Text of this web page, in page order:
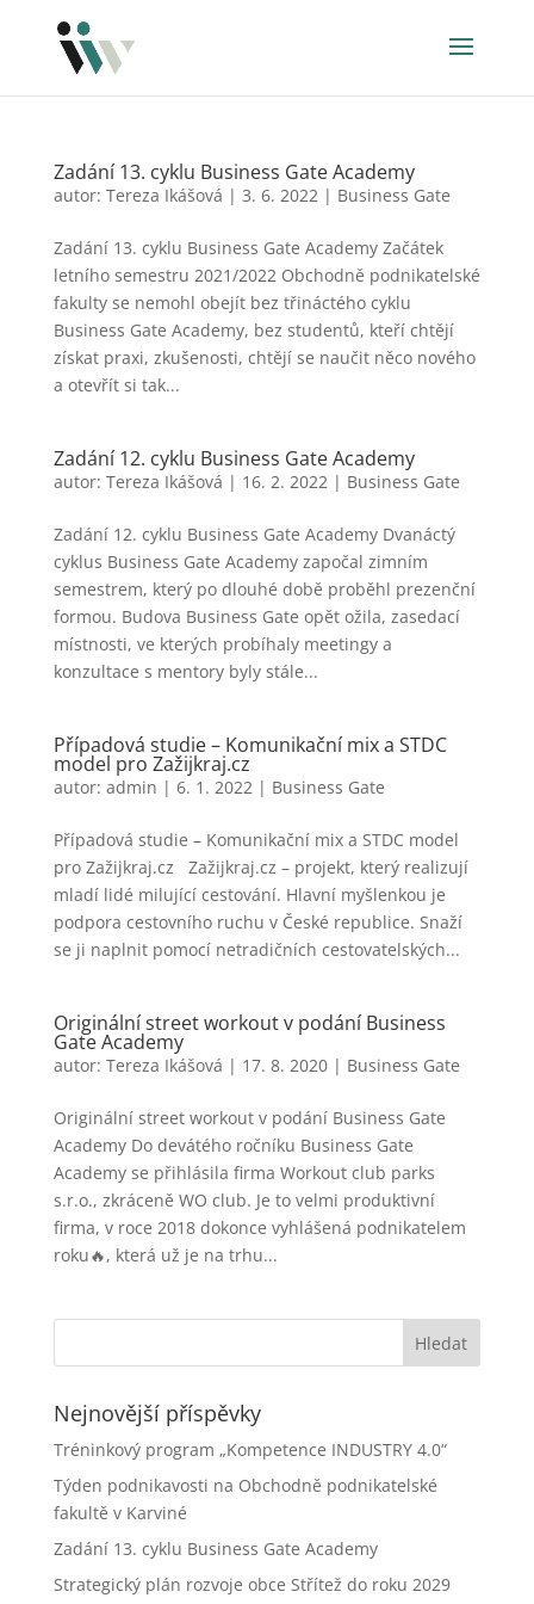
Zadání 13. cyklu Business Gate Academy
autor: Tereza Ikášová | 3. 6. 2022| Business Gate
Zadání 13. cyklu Business Gate Academy Začátek
letního semestru 2021/2022 Obchodně podnikatelské
fakulty se nemohl obejít bez třináctého cyklu
Business Gate Academy, bez studentů, kteří chtějí
získat praxi, zkušenosti, chtějí se naučit něco nového
a otevřít si tak...
Zadání 12. cyklu Business Gate Academy
autor: Tereza Ikášová | 16. 2. 2022| Business Gate
Zadání 12. cyklu Business Gate Academy Dvanáctý
cyklus Business Gate Academy započal zimním
semestrem, který po dlouhé době proběhl prezenční
formou. Budova Business Gate opět ožila, zasedací
místnosti, ve kterých probíhaly meetingy a
konzultace s mentory byly stále...
Případová studie – Komunikační mix a STDC
model pro Zažijkraj.cz
autor: admin | 6. 1. 2022| Business Gate
Případová studie – Komunikační mix a STDC model
pro Zažijkraj.cz Zažijkraj.cz – projekt, který realizují
mladí lidé milující cestování. Hlavní myšlenkou je
podpora cestovního ruchu v České republice. Snaží
se ji naplnit pomocí netradičních cestovatelských...
Originální street workout v podání Business
Gate Academy
autor: Tereza Ikášová | 17. 8. 2020| Business Gate
Originální street workout v podání Business Gate
Academy Do devátého ročníku Business Gate
Academy se přihlásila firma Workout club parks
s.r.o., zkráceně WO club. Je to velmi produktivní
firma, v roce 2018 dokonce vyhlášená podnikatelem
roku🔥, která už je na trhu...
Nejnovější příspěvky
Tréninkový program „Kompetence INDUSTRY 4.0“
Týden podnikavosti na Obchodně podnikatelské
fakultě v Karviné
Zadání 13. cyklu Business Gate Academy
Strategický plán rozvoje obce Střítež do roku 2029